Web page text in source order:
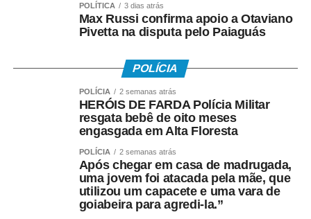
O trabalho social também nasceu dessa trajetória. Ao
perceber o interesse das crianças que viviam nas
gratuitas em bairros populares e projetos sociais,
ensinando não apenas a construir pipas, mas também
valores como respeito, disciplina, convivência e
responsabilidade. Muitas dessas crianças encontraram
na atividade uma alternativa de lazer saudável e alguns
jovens passaram, inclusive, a produzir pipas para
complementar a renda familiar.
Formado em Educação Física, estudante de Psicologia e
reconhecido com o título de Comendador pelo trabalho
POLÍTICA 3 dias atrás
Max Russi confirma apoio a Otaviano
Pivetta na disputa pelo Paiaguás
POLÍCIA
POLÍCIA 2 semanas atrás
HERÓIS DE FARDA Polícia Militar
resgata bebê de oito meses
engasgada em Alta Floresta
POLÍCIA 2 semanas atrás
Após chegar em casa de madrugada,
uma jovem foi atacada pela mãe, que
utilizou um capacete e uma vara de
goiabeira para agredi-la.”